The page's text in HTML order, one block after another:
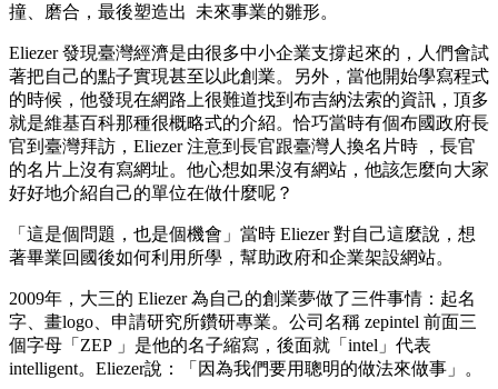
撞、磨合，最後塑造出 未來事業的雛形。
Eliezer 發現臺灣經濟是由很多中小企業支撐起來的，人們會試
著把自己的點子實現甚至以此創業。另外，當他開始學寫程式
的時候，他發現在網路上很難道找到布吉納法索的資訊，頂多
就是維基百科那種很概略式的介紹。恰巧當時有個布國政府長
官到臺灣拜訪，Eliezer 注意到長官跟臺灣人換名片時 ，長官
的名片上沒有寫網址。他心想如果沒有網站，他該怎麼向大家
好好地介紹自己的單位在做什麼呢？
「這是個問題，也是個機會」當時 Eliezer 對自己這麼說，想
著畢業回國後如何利用所學，幫助政府和企業架設網站。
2009年，大三的 Eliezer 為自己的創業夢做了三件事情：起名
字、畫logo、申請研究所鑽研專業。公司名稱 zepintel 前面三
個字母「ZEP 」是他的名子縮寫，後面就「intel」代表
intelligent。Eliezer說：「因為我們要用聰明的做法來做事」。